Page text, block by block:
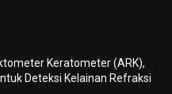
Keratometer (ARK),
Deteksi Kelainan Refraksi